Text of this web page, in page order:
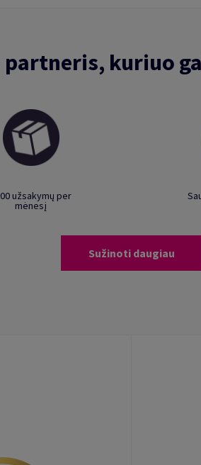
partneris, kuriuo
užsakymų per
mėnesį
Sužinoti daugiau